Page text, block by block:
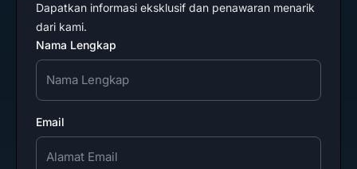
Dapatkan informasi eksklusif dan penawaran menarik
dari kami.
Nama Lengkap
Email